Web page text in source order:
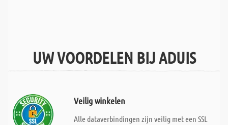
UW VOORDELEN BIJ ADUIS
Veilig winkelen
Alle dataverbindingen zijn veilig met een SSL